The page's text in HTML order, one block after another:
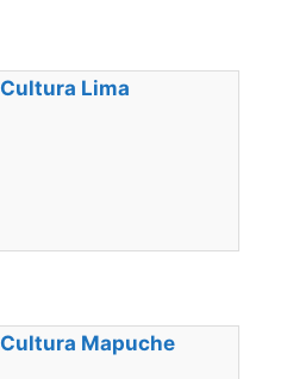
Cultura Lima
Cultura Mapuche